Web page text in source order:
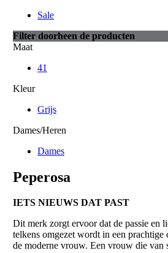
Sale
Filter doorheen de producten
Maat
41
Kleur
Grijs
Dames/Heren
Dames
Peperosa
IETS NIEUWS DAT PAST
Dit merk zorgt ervoor dat de passie en
telkens omgezet wordt in een
de moderne vrouw. Een vrouw die